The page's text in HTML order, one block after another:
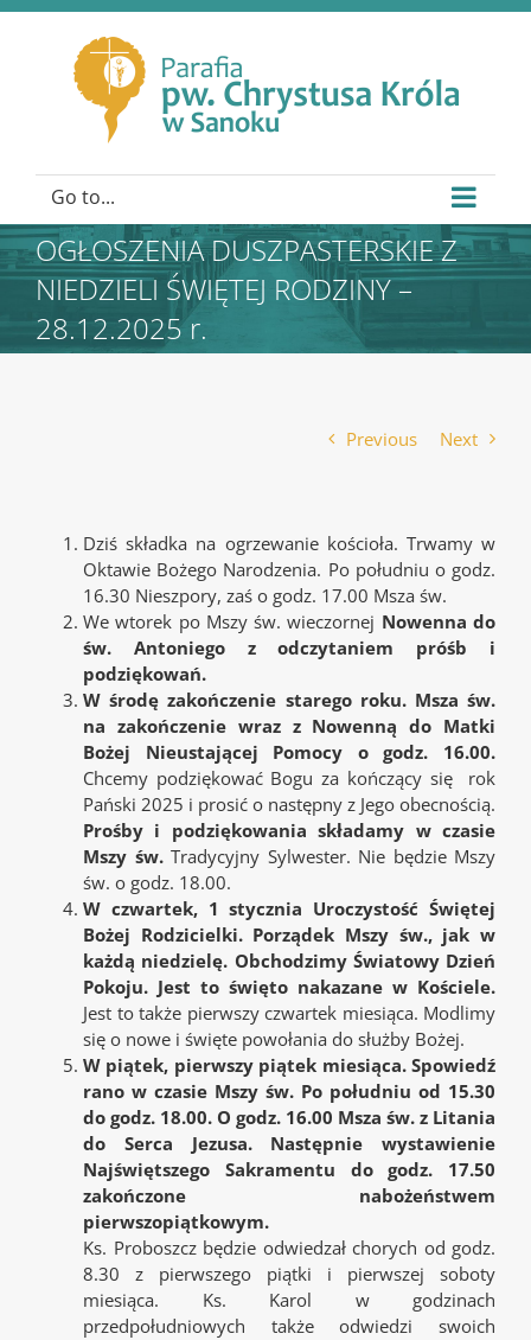
Go to...
OGŁOSZENIA DUSZPASTERSKIE Z
NIEDZIELI ŚWIĘTEJ RODZINY –
28.12.2025 r.
Previous Next
Dziś składka na ogrzewanie kościoła. Trwamy w
Oktawie Bożego Narodzenia. Po południu o godz.
16.30 Nieszpory, zaś o godz. 17.00 Msza św.
We wtorek po Mszy św. wieczornej Nowenna do
św. Antoniego z odczytaniem próśb i
podziękowań.
W środę zakończenie starego roku. Msza św.
na zakończenie wraz z Nowenną do Matki
Bożej Nieustającej Pomocy o godz. 16.00.
Chcemy podziękować Bogu za kończący się rok
Pański 2025 i prosić o następny z Jego obecnością.
Prośby i podziękowania składamy w czasie
Mszy św.Tradycyjny Sylwester. Nie będzie Mszy
św. o godz. 18.00.
W czwartek, 1 stycznia Uroczystość Świętej
Bożej Rodzicielki. Porządek Mszy św., jak w
każdą niedzielę. Obchodzimy Światowy Dzień
Pokoju. Jest to święto nakazane w Kościele.
Jest to także pierwszy czwartek miesiąca. Modlimy
się o nowe i święte powołania do służby Bożej.
W piątek, pierwszy piątek miesiąca. Spowiedź
rano w czasie Mszy św. Po południu od 15.30
do godz. 18.00. O godz. 16.00 Msza św. z Litania
do Serca Jezusa. Następnie wystawienie
Najświętszego Sakramentu do godz. 17.50
zakończone nabożeństwem
pierwszopiątkowym.
Ks. Proboszcz będzie odwiedzał chorych od godz.
8.30 z pierwszego piątki i pierwszej soboty
miesiąca. Ks. Karol w godzinach
przedpołudniowych także odwiedzi swoich